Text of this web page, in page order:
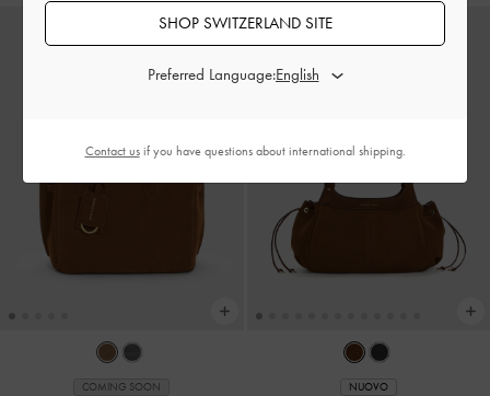
COMING SOON NUOVO
SHOP SWITZERLAND SITE
Preferred Language:
Contact usif you have questions about international shipping.